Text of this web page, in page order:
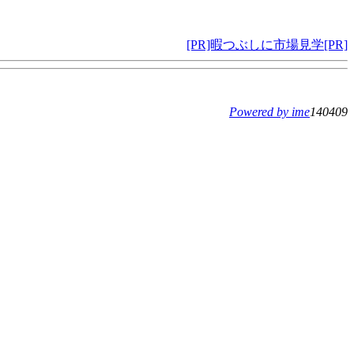
[PR]暇つぶしに市場見学[PR]
Powered by ime140409